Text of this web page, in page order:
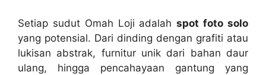
Setiap sudut Omah Loji adalahspot foto solo
yang potensial. Dari dinding dengan grafiti atau
lukisan abstrak, furnitur unik dari bahan daur
ulang, hingga pencahayaan gantung yang